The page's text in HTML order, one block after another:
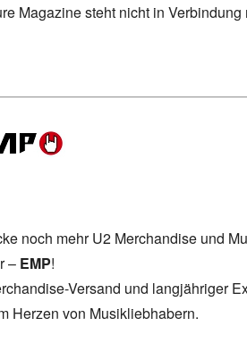
Magazine steht nicht in
noch mehr U2 Merchandise und
– EMP!
Versand und langjähriger
Herzen von Musikliebhabern.